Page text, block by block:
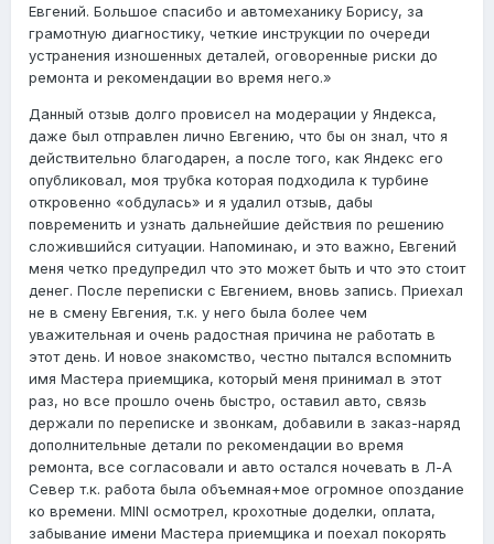
Евгений. Большое спасибо и автомеханику Борису, за
грамотную диагностику, четкие инструкции по очереди
устранения изношенных деталей, оговоренные риски до
ремонта и рекомендации во время него.»
Данный отзыв долго провисел на модерации у Яндекса,
даже был отправлен лично Евгению, что бы он знал, что я
действительно благодарен, а после того, как Яндекс его
опубликовал, моя трубка которая подходила к турбине
откровенно «обдулась» и я удалил отзыв, дабы
повременить и узнать дальнейшие действия по решению
сложившийся ситуации. Напоминаю, и это важно, Евгений
меня четко предупредил что это может быть и что это стоит
денег. После переписки с Евгением, вновь запись. Приехал
не в смену Евгения, т.к. у него была более чем
уважительная и очень радостная причина не работать в
этот день. И новое знакомство, честно пытался вспомнить
имя Мастера приемщика, который меня принимал в этот
раз, но все прошло очень быстро, оставил авто, связь
держали по переписке и звонкам, добавили в заказ-наряд
дополнительные детали по рекомендации во время
ремонта, все согласовали и авто остался ночевать в Л-А
Север т.к. работа была объемная+мое огромное опоздание
ко времени. MINI осмотрел, крохотные доделки, оплата,
забывание имени Мастера приемщика и поехал покорять